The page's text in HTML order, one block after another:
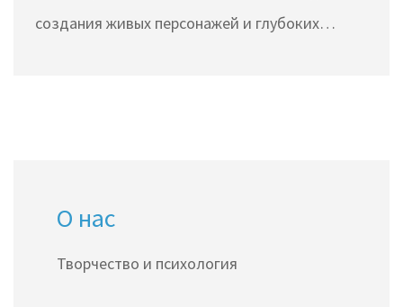
создания живых персонажей и глубоких
О нас
Творчество и психология